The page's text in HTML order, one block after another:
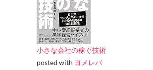
小さな会社の稼ぐ技術
posted with ヨメレバ